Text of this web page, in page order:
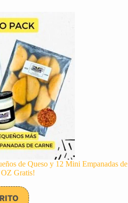
de Queso y 12 Mini Empanadas de
Gratis!